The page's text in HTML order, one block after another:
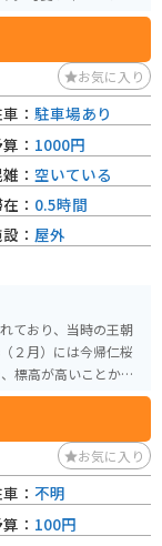
お気に入り
ており、当時の王朝
２月）には今帰仁桜
標高が高いことから
城」ともいわれたり
は無料です。
： 駐車場あり
： 1000円
： 空いている
： 0.5時間
： 屋外
お気に入り
： 不明
： 100円